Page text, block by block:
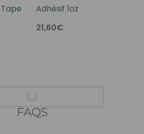
Adhésif 1oz
21,60€
FAQS